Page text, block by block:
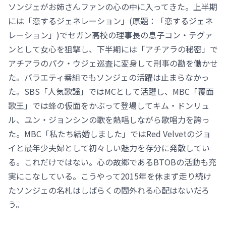
ソンジェがお姉さんファンの心の中に入ってきた。上半期
には「恋するジェネレーション」(原題：「恋するジェネ
レーション」)でセガン高校の理事長の息子コン・テグァ
ンとして女心を狙撃し、下半期には「アチアラの秘密」で
アチアラのパク・ウジェ巡査に変身して刑事の勘を働かせ
た。バラエティ番組でもソンジェの活躍は止まらなかっ
た。SBS「人気歌謡」ではMCとして活躍し、MBC「覆面
歌王」では蜂の仮面をかぶって登場してキム・ドンリュ
ル、ユン・ジョンシンの歌を熱唱しながら歌唱力を誇っ
た。MBC「私たち結婚しました」ではRed Velvetのジョ
イと最年少夫婦として初々しい魅力を存分に発散してい
る。これだけではない。心の故郷であるBTOBの活動も充
実にこなしている。こうやって2015年を休まず走り続け
たソンジェの名札はしばらくの間外れる心配はないだろ
う。